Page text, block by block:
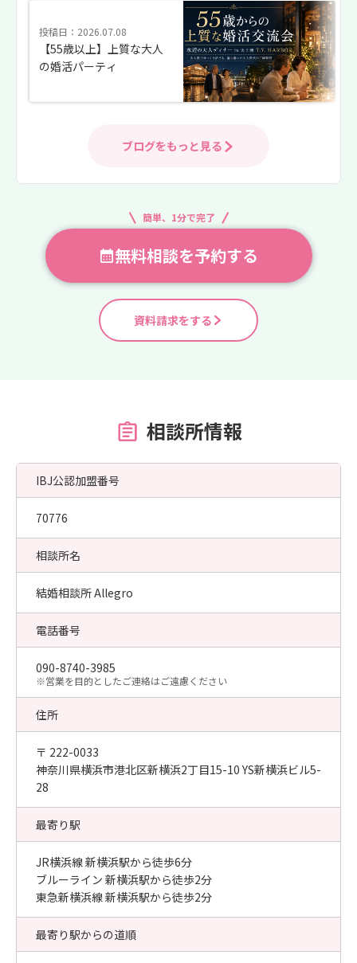
投稿日：2026.07.08
【55歳以上】上質な大人
の婚活パーティ
ブログをもっと見る
簡単、1分で完了
無料相談を予約する
資料請求をする
相談所情報
IBJ公認加盟番号
70776
相談所名
結婚相談所 Allegro
電話番号
090-8740-3985
​※営業を目的としたご連絡はご遠慮ください
住所
〒 222-0033
神奈川県横浜市港北区新横浜2丁目15-10 YS新横浜ビル5-
28
最寄り駅
JR横浜線 新横浜駅から徒歩6分
ブルーライン 新横浜駅から徒歩2分
東急新横浜線 新横浜駅から徒歩2分
最寄り駅からの道順